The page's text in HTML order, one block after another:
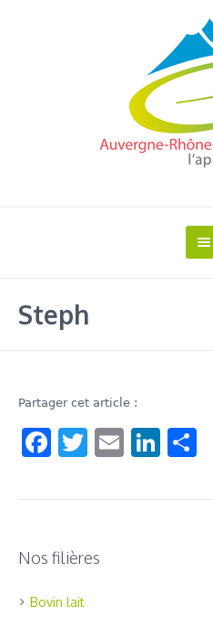
Steph
Partager cet article :
Facebook
Twitter
Email
Nos filières
Bovin lait